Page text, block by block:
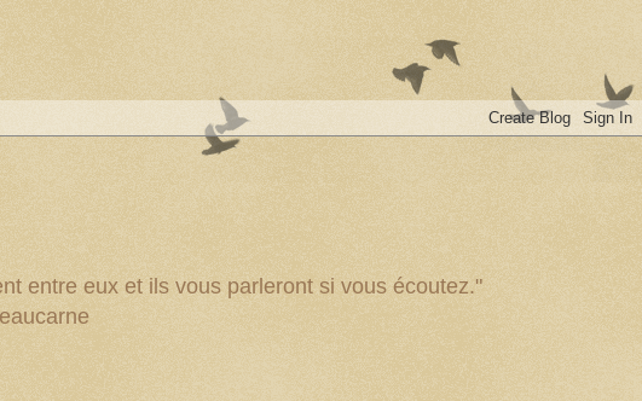
entre eux et ils vous parleront si vous écoutez."